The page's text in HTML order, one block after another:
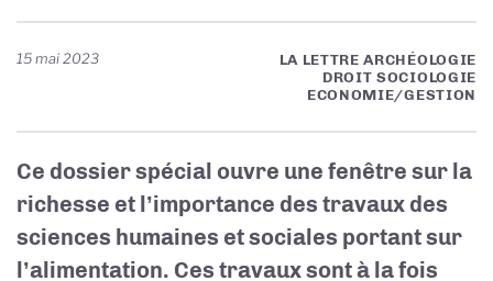
15 mai 2023
LA LETTRE ARCHÉOLOGIE
DROIT SOCIOLOGIE
ECONOMIE/GESTION
Ce dossier spécial ouvre une fenêtre sur la
richesse et l’importance des travaux des
sciences humaines et sociales portant sur
l’alimentation. Ces travaux sont à la fois